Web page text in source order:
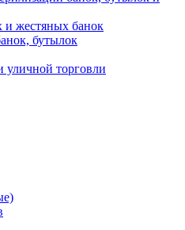
и жестяных банок
бутылок
уличной торговли